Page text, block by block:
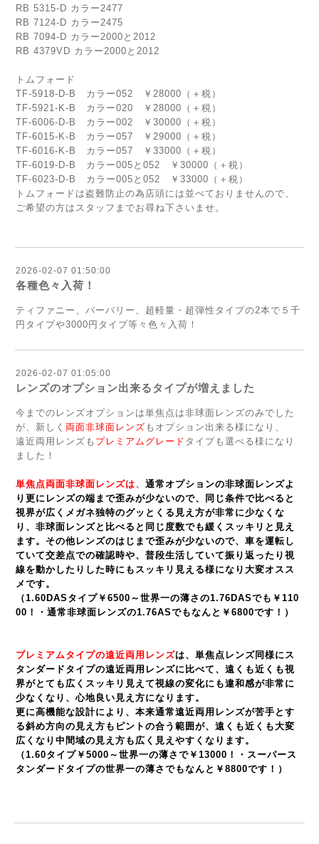
RB 5315-D カラー2477
RB 7124-D カラー2475
RB 7094-D カラー2000と2012
RB 4379VD カラー2000と2012
トムフォード
TF-5918-D-B カラー052 ￥28000（＋税）
TF-5921-K-B カラー020 ￥28000（＋税）
TF-6006-D-B カラー002 ￥30000（＋税）
TF-6015-K-B カラー057 ￥29000（＋税）
TF-6016-K-B カラー057 ￥33000（＋税）
TF-6019-D-B カラー005と052 ￥30000（＋税）
TF-6023-D-B カラー005と052 ￥33000（＋税）
トムフォードは盗難防止の為店頭には並べておりませんので、
ご希望の方はスタッフまでお尋ね下さいませ。
2026-02-07 01:50:00
各種色々入荷！
ティファニー、バーバリー、超軽量・超弾性タイプの2本で５千
円タイプや3000円タイプ等々色々入荷！
2026-02-07 01:05:00
レンズのオプション出来るタイプが増えました
今までのレンズオプションは単焦点は非球面レンズのみでした
が、新しく 両面非球面レンズ もオプション出来る様になり、
遠近両用レンズも プレミアムグレード タイプも選べる様になり
ました！
単焦点両面非球面レンズは、 通常オプションの非球面レンズよ
り更にレンズの端まで歪みが少ないので、同じ条件で比べると
視界が広くメガネ独特のグッとくる見え方が非常に少なくな
り、非球面レンズと比べると同じ度数でも緩くスッキリと見え
ます。その他レンズのはじまで歪みが少ないので、車を運転し
ていて交差点での確認時や、普段生活していて振り返ったり視
線を動かしたりした時にもスッキリ見える様になり大変オスス
メです。
（1.60DASタイプ￥6500～世界一の薄さの1.76DASでも￥110
00！・通常非球面レンズの1.76ASでもなんと￥6800です！）
プレミアムタイプの遠近両用レンズは、単焦点レンズ同様にス
タンダードタイプの遠近両用レンズに比べて、遠くも近くも視
界がとても広くスッキリ見えて視線の変化にも違和感が非常に
少なくなり、心地良い見え方になります。
更に高機能な設計により、本来通常遠近両用レンズが苦手とす
る斜め方向の見え方もピントの合う範囲が、遠くも近くも大変
広くなり中間域の見え方も広く見えやすくなります。
（1.60タイプ￥5000～世界一の薄さで￥13000！・スーパース
タンダードタイプの世界一の薄さでもなんと￥8800です！）